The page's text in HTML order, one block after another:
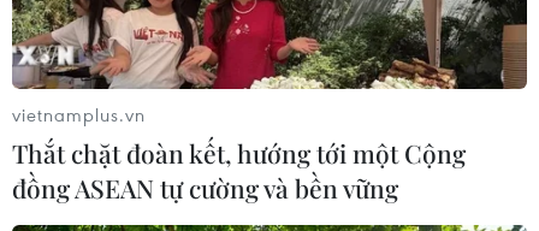
vietnamplus.vn
Thắt chặt đoàn kết, hướng tới một Cộng
đồng ASEAN tự cường và bền vững